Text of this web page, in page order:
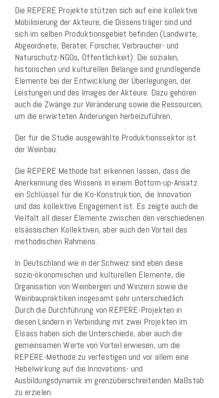
Die REPERE Projekte stützen sich auf eine kollektive
Mobilisierung der Akteure, die Dissensträger sind und
sich im selben Produktionsgebiet befinden (Landwirte,
Abgeordnete, Berater, Forscher, Verbraucher- und
Naturschutz-NGOs, Öffentlichkeit). Die sozialen,
historischen und kulturellen Belange sind grundlegende
Elemente bei der Entwicklung der Überlegungen, der
Leistungen und des Images der Akteure. Dazu gehören
auch die Zwänge zur Veränderung sowie die Ressourcen,
um die erwarteten Änderungen herbeizuführen.
Der für die Studie ausgewählte Produktionssektor ist
der Weinbau.
Die REPERE Methode hat erkennen lassen, dass die
Anerkennung des Wissens in einem Bottom-up-Ansatz
ein Schlüssel für die Ko-Konstruktion, die Innovation
und das kollektive Engagement ist. Es zeigte auch die
Vielfalt all dieser Elemente zwischen den verschiedenen
elsässischen Kollektiven, aber auch den Vorteil des
methodischen Rahmens.
In Deutschland wie in der Schweiz sind eben diese
sozio-ökonomischen und kulturellen Elemente, die
Organisation von Weinbergen und Winzern sowie die
Weinbaupraktiken insgesamt sehr unterschiedlich.
Durch die Durchführung von REPERE-Projekten in
diesen Ländern in Verbindung mit zwei Projekten im
Elsass haben sich die Unterschiede, aber auch die
gemeinsamen Werte von Vorteil erwiesen, um die
REPERE-Methode zu verfestigen und vor allem eine
Hebelwirkung auf die Innovations- und
Ausbildungsdynamik im grenzüberschreitenden Maßstab
zu erzielen.